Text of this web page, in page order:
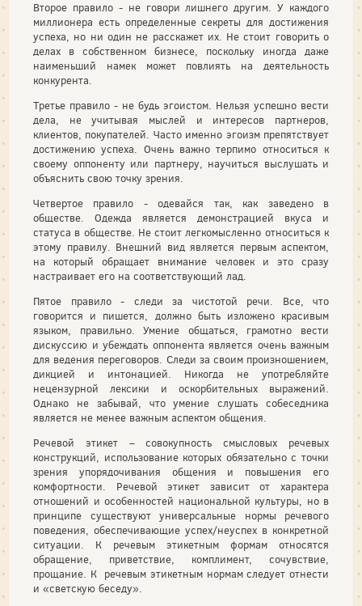
Второе правило - не говори лишнего другим. У каждого
миллионера есть определенные секреты для достижения
успеха, но ни один не расскажет их. Не стоит говорить о
делах в собственном бизнесе, поскольку иногда даже
наименьший намек может повлиять на деятельность
конкурента.
Третье правило - не будь эгоистом. Нельзя успешно вести
дела, не учитывая мыслей и интересов партнеров,
клиентов, покупателей. Часто именно эгоизм препятствует
достижению успеха. Очень важно терпимо относиться к
своему оппоненту или партнеру, научиться выслушать и
объяснить свою точку зрения.
Четвертое правило - одевайся так, как заведено в
обществе. Одежда является демонстрацией вкуса и
статуса в обществе. Не стоит легкомысленно относиться к
этому правилу. Внешний вид является первым аспектом,
на который обращает внимание человек и это сразу
настраивает его на соответствующий лад.
Пятое правило - следи за чистотой речи. Все, что
говорится и пишется, должно быть изложено красивым
языком, правильно. Умение общаться, грамотно вести
дискуссию и убеждать оппонента является очень важным
для ведения переговоров. Следи за своим произношением,
дикцией и интонацией. Никогда не употребляйте
нецензурной лексики и оскорбительных выражений.
Однако не забывай, что умение слушать собеседника
является не менее важным аспектом общения.
Речевой этикет – совокупность смысловых речевых
конструкций, использование которых обязательно с точки
зрения упорядочивания общения и повышения его
комфортности. Речевой этикет зависит от характера
отношений и особенностей национальной культуры, но в
принципе существуют универсальные нормы речевого
поведения, обеспечивающие успех/неуспех в конкретной
ситуации. К речевым этикетным формам относятся
обращение, приветствие, комплимент, сочувствие,
прощание. К речевым этикетным нормам следует отнести
и «светскую беседу».